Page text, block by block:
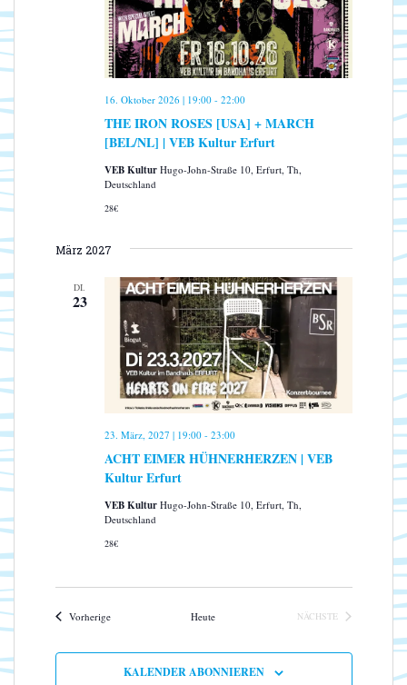
N
a
v
i
THE IRON ROSES [USA] + MARCH
[BEL/NL] | VEB Kultur Erfurt
16. Oktober 2026 | 19:00- 22:00
VEB Kultur Hugo-John-Straße 10, Erfurt, Th,
Deutschland
28€
März 2027
DI.
23
ACHT EIMER HÜHNERHERZEN | VEB
Kultur Erfurt
23. März, 2027 | 19:00- 23:00
VEB Kultur Hugo-John-Straße 10, Erfurt, Th,
Deutschland
28€
VorherigeVeranstaltungen Heute
NÄCHSTE
KALENDER ABONNIEREN